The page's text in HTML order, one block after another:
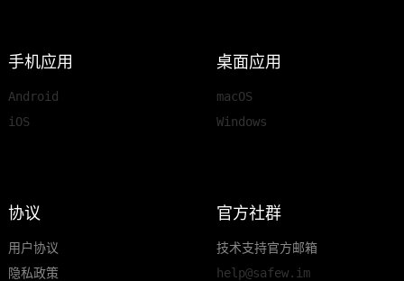
手机应用
Android
iOS
桌面应用
macOS
Windows
协议
用户协议
隐私政策
官方社群
技术支持官方邮箱
help@safew.im